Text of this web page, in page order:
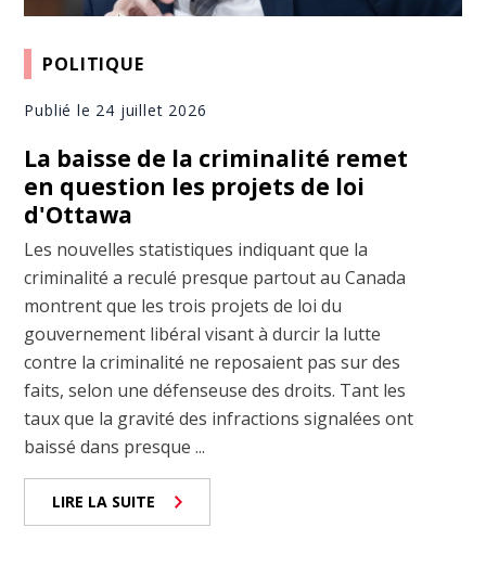
POLITIQUE
Publié le 24 juillet 2026
La baisse de la criminalité remet
en question les projets de loi
d'Ottawa
Les nouvelles statistiques indiquant que la
criminalité a reculé presque partout au Canada
montrent que les trois projets de loi du
gouvernement libéral visant à durcir la lutte
contre la criminalité ne reposaient pas sur des
faits, selon une défenseuse des droits. Tant les
taux que la gravité des infractions signalées ont
baissé dans presque ...
LIRE LA SUITE